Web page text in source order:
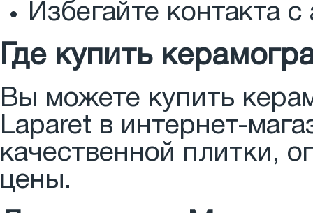
Избегайте контакта
Где купить
Вы можете купить
Laparet в интернет-
качественной плитки,
цены.